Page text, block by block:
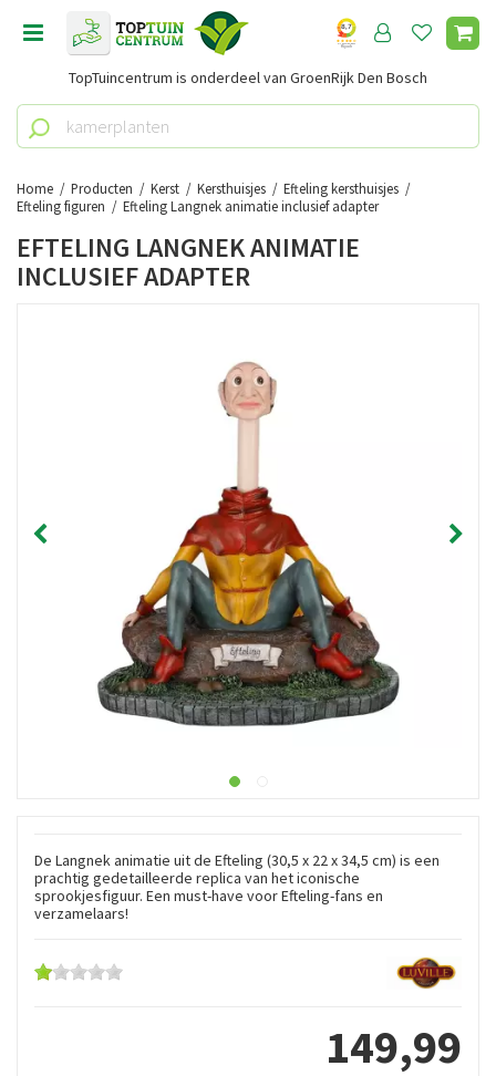
Home Producten Kerst Kersthuisjes
Efteling kersthuisjes
Efteling figuren
Efteling Langnek animatie inclusief adapter
TopTuincentrum is onderdeel van GroenRijk Den Bosch
EFTELING LANGNEK ANIMATIE
INCLUSIEF ADAPTER
De Langnek animatie uit de Efteling (30,5 x 22 x 34,5 cm) is een
prachtig gedetailleerde replica van het iconische
sprookjesfiguur. Een must-have voor Efteling-fans en
verzamelaars!
149,99